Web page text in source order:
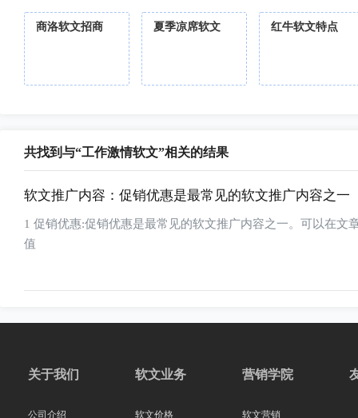
商洛软文招商 夏季凉席软文 红牛软文特点
共找到与“工作激情软文”相关的结果
软文推广内容：促销优惠是最常见的软文推广内容之一
1 促销优惠:促销优惠是最常见的软文推广内容之一。可以在
值
关于我们
公司介绍
软文业务
软文价格
营销学院
软文营销